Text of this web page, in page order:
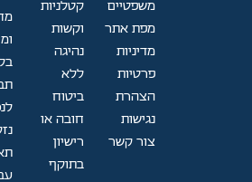
משפטיים
מפת אתר
מדיניות
פרטיות
הצהרת
נגישות
צור קשר
קטלניות
וקשות
נהיגה
ללא
ביטוח
חובה או
רישיון
בתוקף